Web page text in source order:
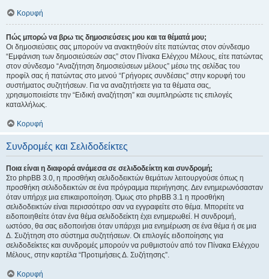
Κορυφή
Πώς μπορώ να βρω τις δημοσιεύσεις μου και τα θέματά μου;
Οι δημοσιεύσεις σας μπορούν να ανακτηθούν είτε πατώντας στον σύνδεσμο
“Εμφάνιση των δημοσιεύσεών σας” στον Πίνακα Ελέγχου Μέλους, είτε πατώντας
στον σύνδεσμο “Αναζήτηση δημοσιεύσεων μέλους” μέσω της σελίδας του
προφίλ σας ή πατώντας στο μενού “Γρήγορες συνδέσεις” στην κορυφή του
συστήματος συζητήσεων. Για να αναζητήσετε για τα θέματα σας,
χρησιμοποιείστε την “Ειδική αναζήτηση” και συμπληρώστε τις επιλογές
καταλλήλως.
Κορυφή
Συνδρομές και Σελιδοδείκτες
Ποια είναι η διαφορά ανάμεσα σε σελιδοδείκτη και συνδρομή;
Στο phpBB 3.0, η προσθήκη σελιδοδεικτών θεμάτων λειτουργούσε όπως η
προσθήκη σελιδοδεικτών σε ένα πρόγραμμα περιήγησης. Δεν ενημερωνόσασταν
όταν υπήρχε μια επικαιροποίηση. Όμως στο phpBB 3.1 η προσθήκη
σελιδοδεικτών είναι περισσότερο σαν να εγγραφείτε στο θέμα. Μπορείτε να
ειδοποιηθείτε όταν ένα θέμα σελιδοδείκτη έχει ενημερωθεί. Η συνδρομή,
ωστόσο, θα σας ειδοποιήσει όταν υπάρχει μια ενημέρωση σε ένα θέμα ή σε μια
Δ. Συζήτηση στο σύστημα συζητήσεων. Οι επιλογές ειδοποίησης για
σελιδοδείκτες και συνδρομές μπορούν να ρυθμιστούν από τον Πίνακα Ελέγχου
Μέλους, στην καρτέλα “Προτιμήσεις Δ. Συζήτησης”.
Κορυφή